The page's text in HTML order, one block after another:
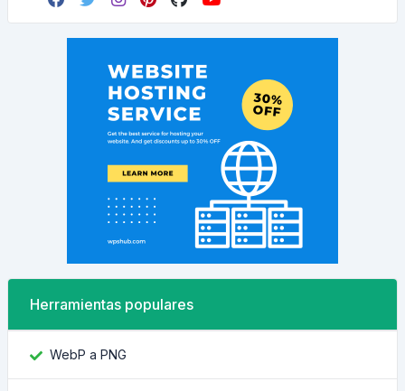
Herramientas populares
WebP a PNG